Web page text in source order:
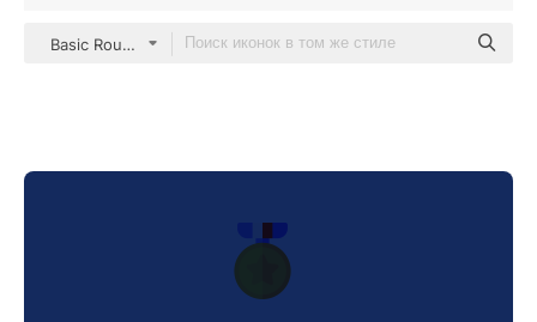
Basic Rounded Flat